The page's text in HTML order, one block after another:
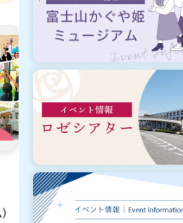
8月3日から8月31日まで開催
ミニミニ原爆展